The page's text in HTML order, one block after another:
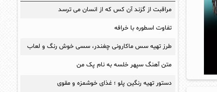
مراقبت از گزند آن کس که از انسان می ترسد
تفاوت اسطوره با خرافه
طرز تهیه سس ماکارونی چغندر، سسی خوش رنگ و لعاب
متن آهنگ سپهر خلسه به نام پک من
دستور تهیه رنگین پلو ؛ غذای خوشمزه و مقوی